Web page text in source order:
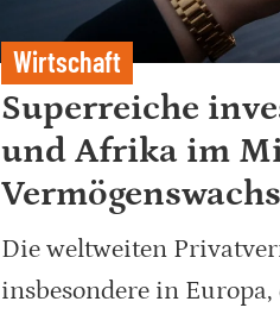
Wirtschaft
Superreiche
und Afrika im
Die weltweiten
insbesondere in